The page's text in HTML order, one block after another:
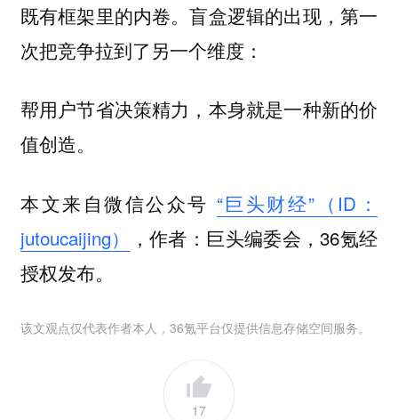
既有框架里的内卷。盲盒逻辑的出现，第一
次把竞争拉到了另一个维度：
帮用户节省决策精力，本身就是一种新的价
值创造。
本文来自微信公众号 “巨头财经”（ID：
jutoucaijing）
，作者：巨头编委会，36氪经
授权发布。
该文观点仅代表作者本人，36氪平台仅提供信息存储空间服务。
17